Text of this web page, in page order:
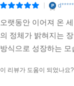
오랫동안 이어져 온
의 정체가 밝혀지는
방식으로 성장하는
이 리뷰가 도움이 되었나요?